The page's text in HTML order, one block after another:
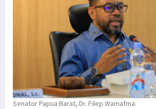
Senator Papua Barat, Dr. Filep Wamafma.